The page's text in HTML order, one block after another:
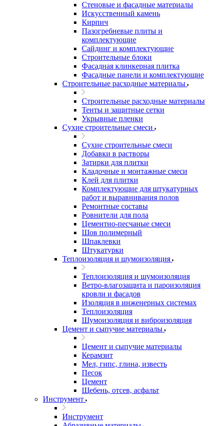
Стеновые и фасадные материалы
Искусственный камень
Кирпич
Пазогребневые плиты и
комплектующие
Сайдинг и комплектующие
Строительные блоки
Фасадная клинкерная плитка
Фасадные панели и комплектующие
Строительные расходные материалы
Строительные расходные материалы
Тенты и защитные сетки
Укрывные пленки
Сухие строительные смеси
Сухие строительные смеси
Добавки в растворы
Затирки для плитки
Кладочные и монтажные смеси
Клей для плитки
Комплектующие для штукатурных
работ и выравнивания полов
Ремонтные составы
Ровнители для пола
Цементно-песчаные смеси
Шов полимерный
Шпаклевки
Штукатурки
Теплоизоляция и шумоизоляция
Теплоизоляция и шумоизоляция
Ветро-влагозащита и пароизоляция
кровли и фасадов
Изоляция в инженерных системах
Теплоизоляция
Шумоизоляция и виброизоляция
Цемент и сыпучие материалы
Цемент и сыпучие материалы
Керамзит
Мел, гипс, глина, известь
Песок
Цемент
Щебень, отсев, асфальт
Инструмент
Инструмент